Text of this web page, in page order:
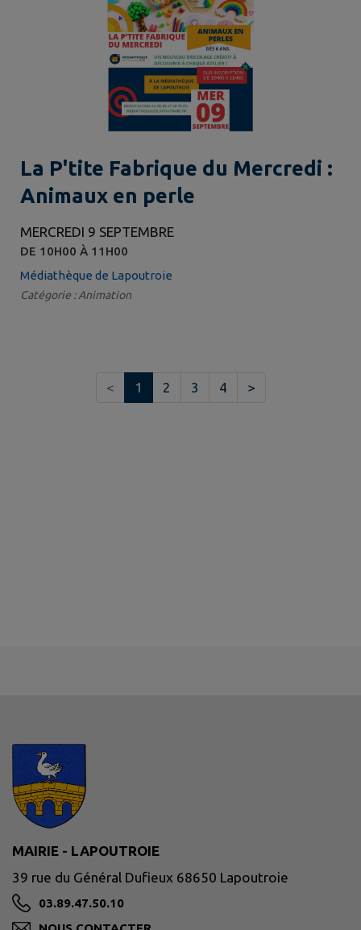
La P'tite Fabrique du Mercredi :
Animaux en perle
MERCREDI 9 SEPTEMBRE
DE 10H00 À 11H00
Médiathèque de Lapoutroie
Catégorie : Animation
< 1 2 3 4 >
MAIRIE - LAPOUTROIE
39 rue du Général Dufieux 68650 Lapoutroie
03.89.47.50.10